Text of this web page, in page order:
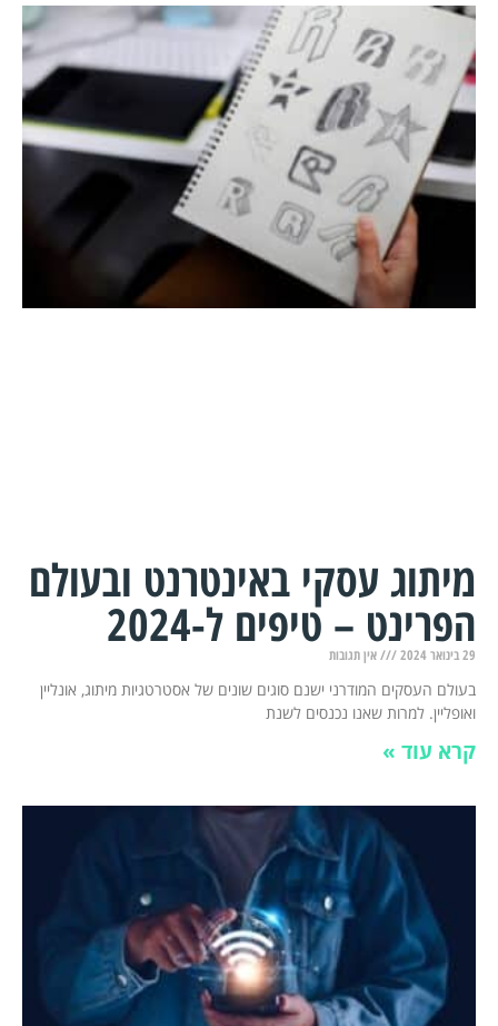
מיתוג עסקי באינטרנט ובעולם
הפרינט – טיפים ל-2024
29 בינואר 2024 אין תגובות
בעולם העסקים המודרני ישנם סוגים שונים של אסטרטגיות מיתוג, אונליין
ואופליין. למרות שאנו נכנסים לשנת
קרא עוד »